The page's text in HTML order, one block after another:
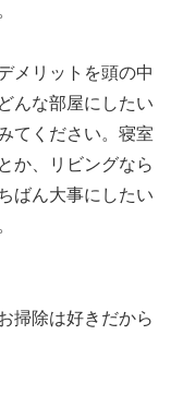
メリットを頭の中
んな部屋にしたい
てください。寝室
か、リビングなら
ばん大事にしたい
掃除は好きだから